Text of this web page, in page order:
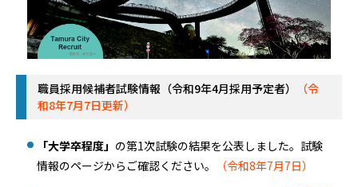
職員採用候補者試験情報（令和9年4月採用予定者）
（令
和8年7月7日更新）
「大学卒程度」 の第1次試験の結果を公表しました。試験
情報のページからご確認ください。
（令和8年7月7日）